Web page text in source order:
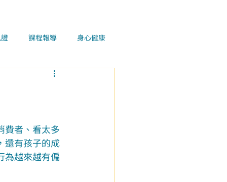
課程報導 身心健康
費者、看太多
還有孩子的成
為越來越有偏